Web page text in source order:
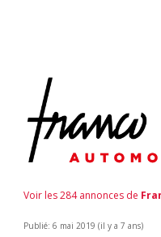
Voir les 284 annonces de
Publié: 6 mai 2019 (il y a 7 ans)